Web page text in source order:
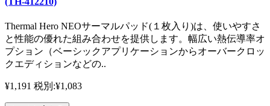
Thermal Hero NEOサーマルパッド(１枚入り)は、使いやすさ
と性能の優れた組み合わせを提供します。幅広い熱伝導率オ
プション（ベーシックアプリケーションからオーバークロッ
クエディションなどの..
¥1,191 税別:¥1,083